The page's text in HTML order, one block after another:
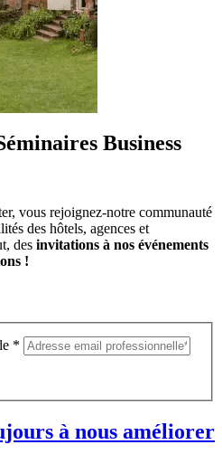
Business
vous rejoignez-notre communauté
des hôtels, agences et
des invitations à nos événements
!
*
à nous améliorer